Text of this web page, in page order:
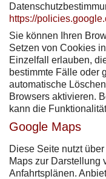
https://
Sie können Ihren
Setzen von Cookies
Einzelfall erlauben,
bestimmte Fälle oder
automatische
Browsers aktivieren.
kann die
Google Maps
Diese Seite nutzt
Maps zur Darstellung
Anfahrtsplänen.